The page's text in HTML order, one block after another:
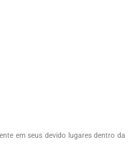
em seus devido lugares dentro da